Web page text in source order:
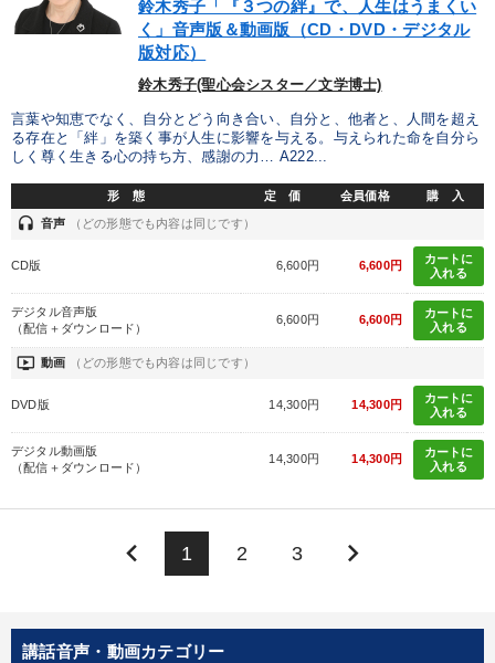
講話音声・動画カテゴリー
鈴木秀子「『３つの絆』で、人生はうまくい
く」音声版＆動画版（CD・DVD・デジタル
版対応）
鈴木秀子(聖心会シスター／文学博士)
言葉や知恵でなく、自分とどう向き合い、自分と、他者と、人間を超え
る存在と「絆」を築く事が人生に影響を与える。与えられた命を自分ら
しく尊く生きる心の持ち方、感謝の力… A222...
形 態 定 価 会員価格 購 入
headset 音声 （どの形態でも内容は同じです）
CD版 6,600円 6,600円
カートに
入れる
デジタル音声版
（配信＋ダウンロード）
6,600円 6,600円
カートに
入れる
ondemand_video 動画 （どの形態でも内容は同じです）
DVD版 14,300円 14,300円
カートに
入れる
デジタル動画版
（配信＋ダウンロード）
14,300円 14,300円
カートに
入れる
keyboard_arrow_left 1 2 3 keyboard_arrow_right